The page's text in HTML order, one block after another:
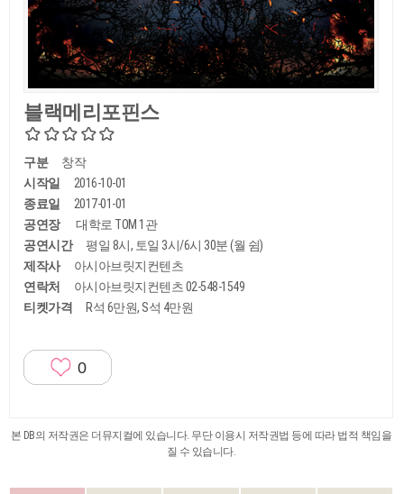
블랙메리포핀스
구분
창작
시작일
2016-10-01
종료일
2017-01-01
공연장
대학로 TOM 1관
공연시간
평일 8시, 토일 3시/6시 30분 (월 쉼)
제작사
아시아브릿지컨텐츠
연락처
아시아브릿지컨텐츠 02-548-1549
티켓가격
R석 6만원, S석 4만원
0
본 DB의 저작권은 더뮤지컬에 있습니다. 무단 이용시 저작권법 등에 따라 법적 책임을
질 수 있습니다.